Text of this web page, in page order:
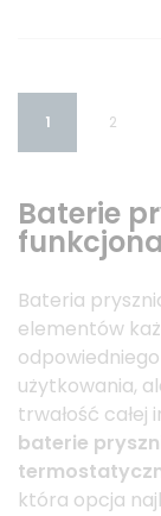
1 2
Baterie
Bateria
elementów
użytkowania,
trwałość całej
baterie
która opcja